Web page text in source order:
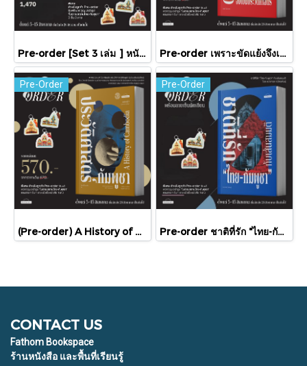
Pre-order [Set 3 เล่ม ] หนังสือชุดความสัมพันธ์ "ไทย-กัมพูชา" / มติชน Pre-order เพราะขัดแย้งจึงเป็นประวัติศาสตร์ "ไทย-กัมพูชา" กับความสัมพันธ์หวานปนขม / มติชน
Pre-Order
(Pre-order) A History of Cambodia ประวัติศาสตร์กัมพูชา (ฉบับปรับปรุงใหม่) / David Chandler / มติชน
Pre-Order
Pre-order ชาติที่รัก "ไทย-กัมพูชา" กับเส้นสมมติ / พวงทอง ภวัครพันธุ์ / มติชน
CONTACT US
Fathom Bookspace
ร้านหนังสือ และพื้นที่เรียนรู้